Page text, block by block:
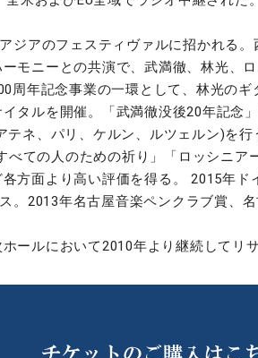
ジアのフェスティヴァルに招かれる
モニーとの共演で、武満徹、林光、
年記念事業の一環として、林光の
タルを開催。「武満徹没後20年記念
ネ、パリ、ケルン、ルツェルン)を
べての人のための祈り」「ロッシニ
方面より高い評価を得る。 2015年
。2013年名古屋音楽ペンクラブ賞、
ールにおいて2010年より継続してリ
チケットのご購入はこ